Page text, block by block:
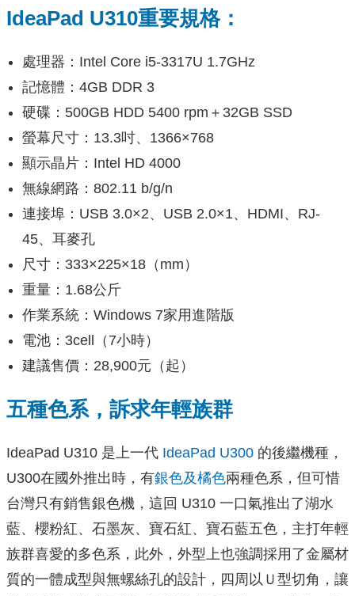
IdeaPad U310重要規格：
處理器：Intel Core i5-3317U 1.7GHz
記憶體：4GB DDR 3
硬碟：500GB HDD 5400 rpm＋32GB SSD
螢幕尺寸：13.3吋、1366×768
顯示晶片：Intel HD 4000
無線網路：802.11 b/g/n
連接埠：USB 3.0×2、USB 2.0×1、HDMI、RJ-
45、耳麥孔
尺寸：333×225×18（mm）
重量：1.68公斤
作業系統：Windows 7家用進階版
電池：3cell（7小時）
建議售價：28,900元（起）
五種色系，訴求年輕族群
IdeaPad U310 是上一代 IdeaPad U300 的後繼機種，
U300在國外推出時，有銀色及橘色兩種色系，但可惜
台灣只有銷售銀色機，這回 U310 一口氣推出了湖水
藍、櫻粉紅、石墨灰、寶石紅、寶石藍五色，主打年輕
族群喜愛的多色系，此外，外型上也強調採用了金屬材
質的一體成型與無螺絲孔的設計，四周以Ｕ型切角，讓